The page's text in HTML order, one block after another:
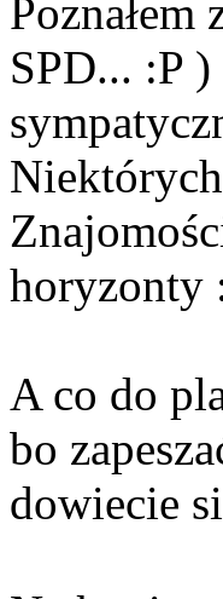
SPD... :P
horyzonty
A co do
bo
dowiecie